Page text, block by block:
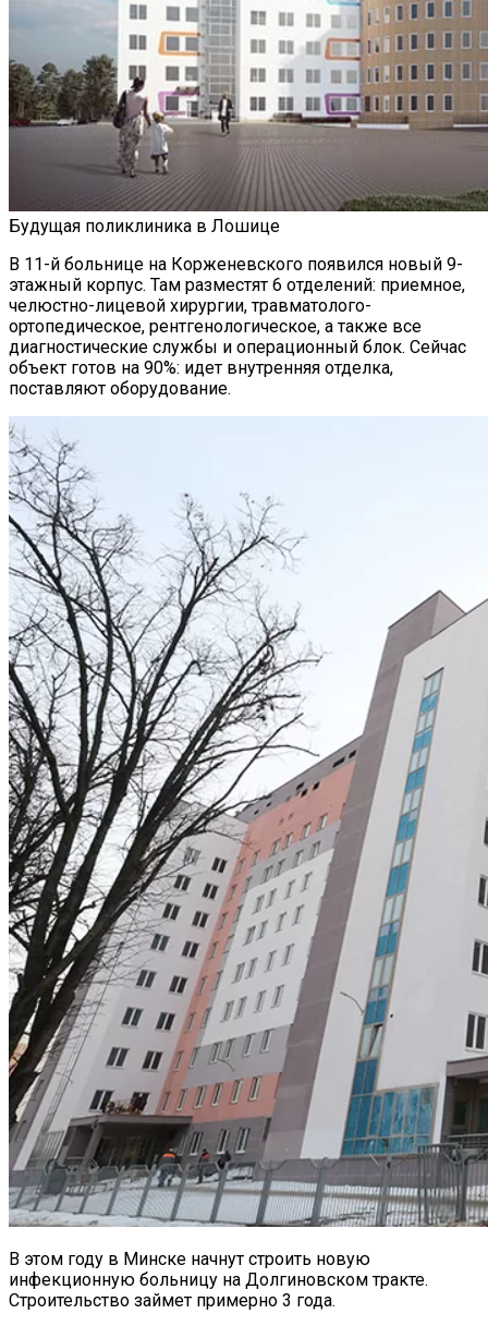
Будущая поликлиника в Лошице
В 11-й больнице на Корженевского появился новый 9-
этажный корпус. Там разместят 6 отделений: приемное,
челюстно-лицевой хирургии, травматолого-
ортопедическое, рентгенологическое, а также все
диагностические службы и операционный блок. Сейчас
объект готов на 90%: идет внутренняя отделка,
поставляют оборудование.
В этом году в Минске начнут строить новую
инфекционную больницу на Долгиновском тракте.
Строительство займет примерно 3 года.